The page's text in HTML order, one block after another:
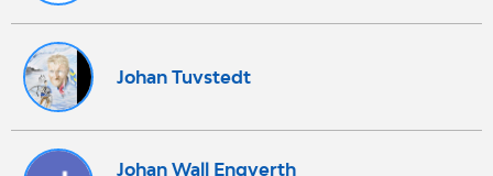
Johan Tuvstedt
Johan Wall Engverth